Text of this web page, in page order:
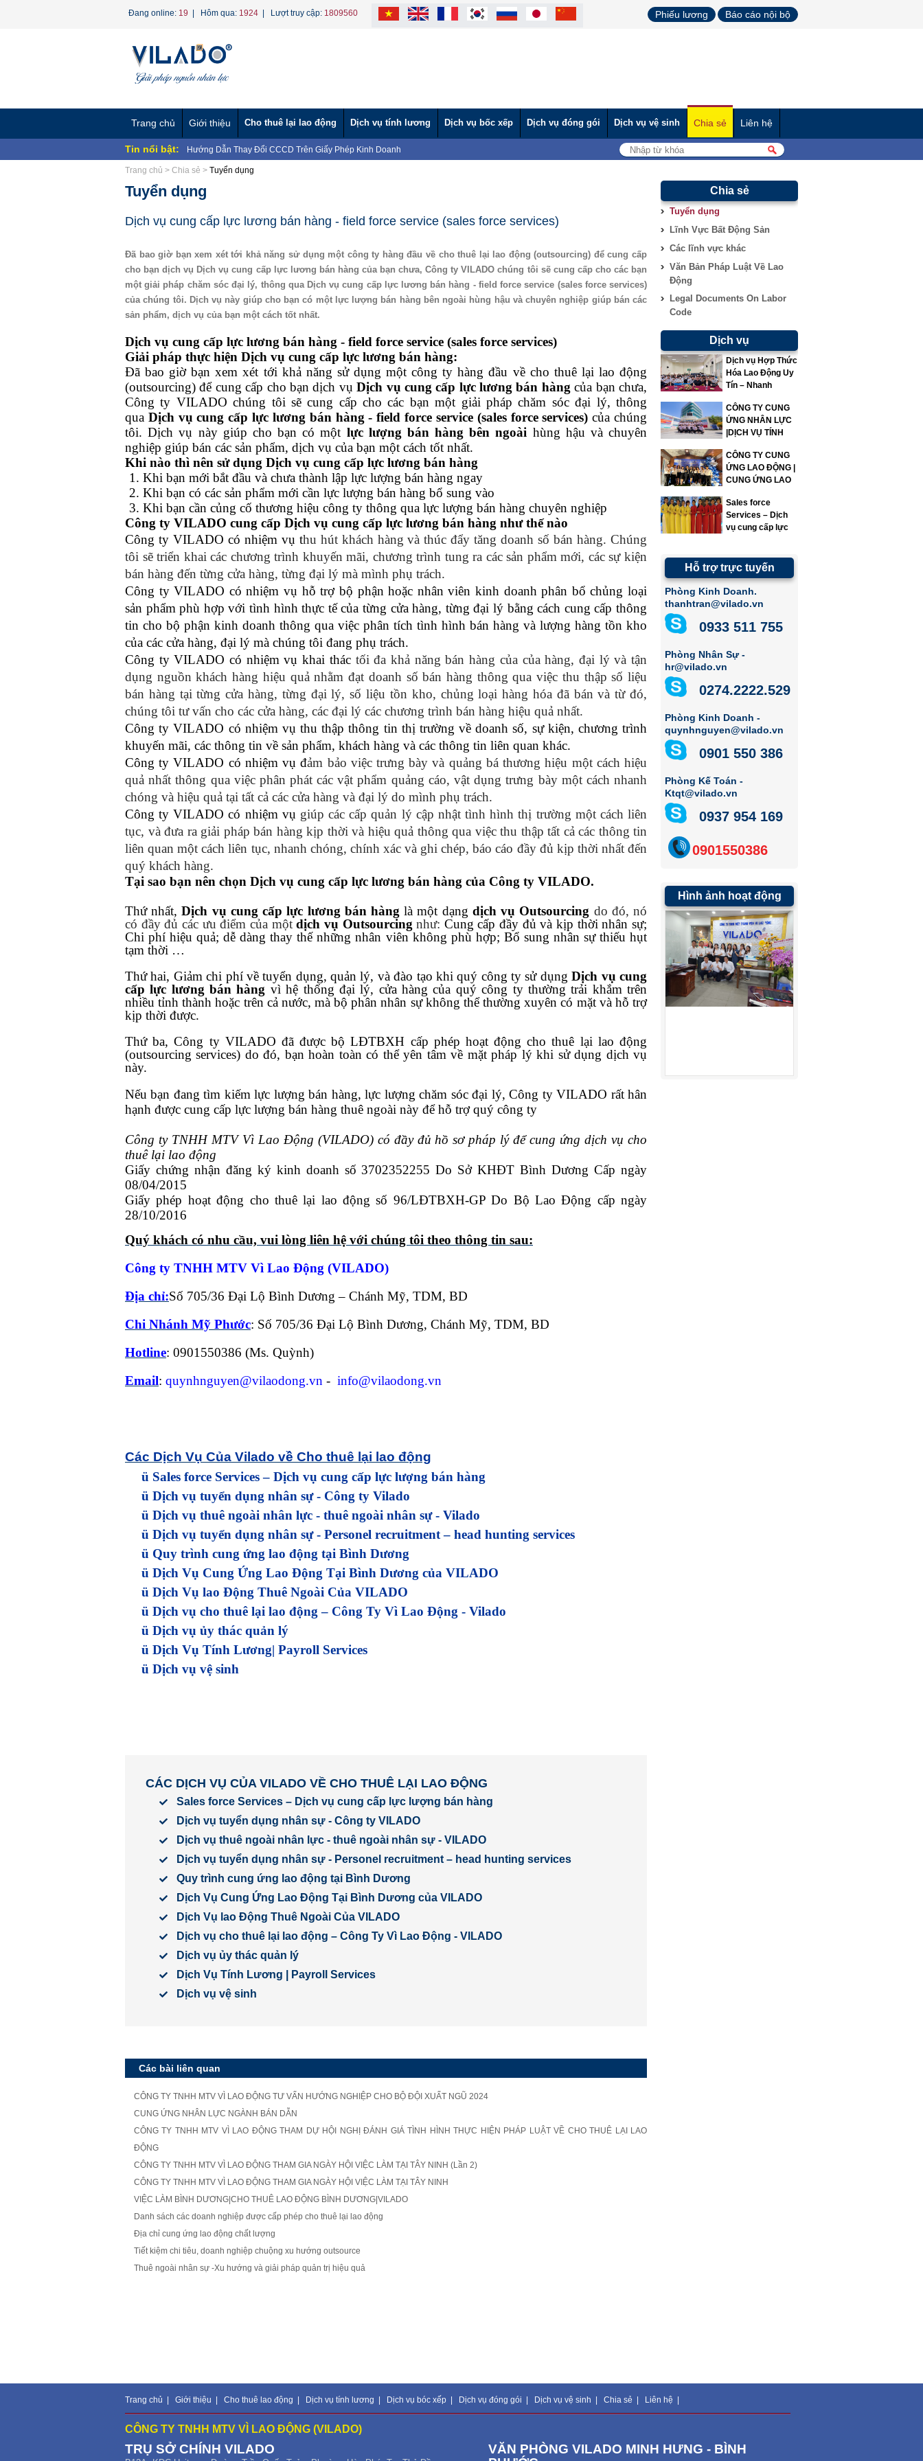
Đang online: 19 | Hôm qua: 1924 | Lượt truy cập: 1809560 Phiếu lương Báo cáo nội bộ
Trang chủ Giới thiệu Cho thuê lại lao động Dịch vụ tính lương Dịch vụ bốc xếp Dịch vụ đóng gói Dịch vụ vệ sinh Chia sẻ Liên hệ
Tin nổi bật:
Hướng Dẫn Thay Đổi CCCD Trên Giấy Phép Kinh Doanh
BAN CHẤP HÀNH CÔNG ĐOÀN VÀ CÔNG TY TNHH MTV VÌ LAO ĐỘNG TẶNG BÁNH TRUNG THU CHO
Chương trình "Giọt nước nghĩa tình" hỗ trợ nước ngọt cho người dân vùng hạn mặn.
CÔNG TY TNHH MTV VÌ LAO ĐỘNG TƯ VẤN HƯỚNG NGHIỆP CHO BỘ ĐỘI XUẤT NGŨ 2024
VỀ...
CÔNG TY TNHH MTV VÌ LAO ĐỘNG THAM GIA NGÀY HỘI VIỆC LÀM TẠI TÂY NINH (Lần 2)
Dịch vụ Hợp Thức Hóa Lao Động Uy Tín – Nhanh Chóng – Đúng Quy Định | Vì Lao Động
Phương án tinh gọn bộ máy Bộ Giáo dục và Đào tạo theo Báo cáo 219
Trang chủ > Chia sẻ > Tuyển dụng
Tuyển dụng
Dịch vụ cung cấp lực lương bán hàng - field force service (sales force services)
Đã bao giờ bạn xem xét tới khả năng sử dụng một công ty hàng đầu về cho thuê lại lao động (outsourcing) để cung cấp
cho bạn dịch vụ Dịch vụ cung cấp lực lương bán hàng của bạn chưa, Công ty VILADO chúng tôi sẽ cung cấp cho các bạn
một giải pháp chăm sóc đại lý, thông qua Dịch vụ cung cấp lực lương bán hàng - field force service (sales force services)
của chúng tôi. Dịch vụ này giúp cho bạn có một lực lượng bán hàng bên ngoài hùng hậu và chuyên nghiệp giúp bán các
sản phẩm, dịch vụ của bạn một cách tốt nhất.
Dịch vụ cung cấp lực lương bán hàng - field force service (sales force services)
Giải pháp thực hiện Dịch vụ cung cấp lực lương bán hàng:
Đã bao giờ bạn xem xét tới khả năng sử dụng một công ty hàng đầu về cho thuê lại lao động
(outsourcing) để cung cấp cho bạn dịch vụDịch vụ cung cấp lực lương bán hàngcủa bạn chưa,
Công ty VILADO chúng tôi sẽ cung cấp cho các bạn một giải pháp chăm sóc đại lý, thông
qua Dịch vụ cung cấp lực lương bán hàng - field force service (sales force services)của chúng
tôi. Dịch vụ này giúp cho bạn có một lực lượng bán hàng bên ngoài hùng hậu và chuyên
nghiệp giúp bán các sản phẩm, dịch vụ của bạn một cách tốt nhất.
Khi nào thì nên sử dụng Dịch vụ cung cấp lực lương bán hàng
1. Khi bạn mới bắt đầu và chưa thành lập lực lượng bán hàng ngay
2. Khi bạn có các sản phẩm mới cần lực lượng bán hàng bổ sung vào
3. Khi bạn cần củng cố thương hiệu công ty thông qua lực lượng bán hàng chuyên nghiệp
Công ty VILADO cung cấp Dịch vụ cung cấp lực lương bán hàng như thế nào
Công ty VILADO có nhiệm vụ thu hút khách hàng và thúc đẩy tăng doanh số bán hàng. Chúng
tôi sẽ triển khai các chương trình khuyến mãi, chương trình tung ra các sản phẩm mới, các sự kiện
bán hàng đến từng cửa hàng, từng đại lý mà mình phụ trách.
Công ty VILADO có nhiệm vụ hỗ trợ bộ phận hoặc nhân viên kinh doanh phân bổ chủng loại
sản phẩm phù hợp với tình hình thực tế của từng cửa hàng, từng đại lý bằng cách cung cấp thông
tin cho bộ phận kinh doanh thông qua việc phân tích tình hình bán hàng và lượng hàng tồn kho
của các cửa hàng, đại lý mà chúng tôi đang phụ trách.
Công ty VILADO có nhiệm vụ khai thác tối đa khả năng bán hàng của của hàng, đại lý và tận
dụng nguồn khách hàng hiệu quả nhằm đạt doanh số bán hàng thông qua việc thu thập số liệu
bán hàng tại từng cửa hàng, từng đại lý, số liệu tồn kho, chủng loại hàng hóa đã bán và từ đó,
chúng tôi tư vấn cho các cửa hàng, các đại lý các chương trình bán hàng hiệu quả nhất.
Công ty VILADO có nhiệm vụ thu thập thông tin thị trường về doanh số, sự kiện, chương trình
khuyến mãi, các thông tin về sản phẩm, khách hàng và các thông tin liên quan khác.
Công ty VILADO có nhiệm vụ đảm bảo việc trưng bày và quảng bá thương hiệu một cách hiệu
quả nhất thông qua việc phân phát các vật phẩm quảng cáo, vật dụng trưng bày một cách nhanh
chóng và hiệu quả tại tất cả các cửa hàng và đại lý do mình phụ trách.
Công ty VILADO có nhiệm vụ giúp các cấp quản lý cập nhật tình hình thị trường một cách liên
tục, và đưa ra giải pháp bán hàng kịp thời và hiệu quả thông qua việc thu thập tất cả các thông tin
liên quan một cách liên tục, nhanh chóng, chính xác và ghi chép, báo cáo đầy đủ kịp thời nhất đến
quý khách hàng.
Tại sao bạn nên chọn Dịch vụ cung cấp lực lương bán hàng của Công ty VILADO.
Thứ nhất,Dịch vụ cung cấp lực lương bán hànglà một dạng dịch vụ Outsourcing do đó, nó
có đầy đủ các ưu điểm của mộtdịch vụ Outsourcing như: Cung cấp đầy đủ và kịp thời nhân sự;
Chi phí hiệu quả; dễ dàng thay thế những nhân viên không phù hợp; Bổ sung nhân sự thiếu hụt
tạm thời …
Thứ hai, Giảm chi phí về tuyển dụng, quản lý, và đào tạo khi quý công ty sử dụngDịch vụ cung
cấp lực lương bán hàng vì hệ thống đại lý, cửa hàng của quý công ty thường trải khắm trên
nhiều tỉnh thành hoặc trên cả nước, mà bộ phân nhân sự không thể thường xuyên có mặt và hỗ trợ
kịp thời được.
Thứ ba, Công ty VILADO đã được bộ LĐTBXH cấp phép hoạt động cho thuê lại lao động
(outsourcing services) do đó, bạn hoàn toàn có thể yên tâm về mặt pháp lý khi sử dụng dịch vụ
này.
Nếu bạn đang tìm kiếm lực lượng bán hàng, lực lượng chăm sóc đại lý, Công ty VILADO rất hân
hạnh được cung cấp lực lượng bán hàng thuê ngoài này để hỗ trợ quý công ty
Công ty TNHH MTV Vì Lao Động (VILADO) có đầy đủ hồ sơ pháp lý để cung ứng dịch vụ cho
thuê lại lao động
Giấy chứng nhận đăng ký kinh doanh số 3702352255 Do Sở KHĐT Bình Dương Cấp ngày
08/04/2015
Giấy phép hoạt động cho thuê lại lao động số 96/LĐTBXH-GP Do Bộ Lao Động cấp ngày
28/10/2016
Quý khách có nhu cầu, vui lòng liên hệ với chúng tôi theo thông tin sau:
Công ty TNHH MTV Vì Lao Động (VILADO)
Địa chỉ:Số 705/36 Đại Lộ Bình Dương – Chánh Mỹ, TDM, BD
Chi Nhánh Mỹ Phước: Số 705/36 Đại Lộ Bình Dương, Chánh Mỹ, TDM, BD
Hotline: 0901550386 (Ms. Quỳnh)
Email: quynhnguyen@vilaodong.vn - info@vilaodong.vn
Các Dịch Vụ Của Vilado về Cho thuê lại lao động
ü Sales force Services – Dịch vụ cung cấp lực lượng bán hàng
ü Dịch vụ tuyển dụng nhân sự - Công ty Vilado
ü Dịch vụ thuê ngoài nhân lực - thuê ngoài nhân sự - Vilado
ü Dịch vụ tuyển dụng nhân sự - Personel recruitment – head hunting services
ü Quy trình cung ứng lao động tại Bình Dương
ü Dịch Vụ Cung Ứng Lao Động Tại Bình Dương của VILADO
ü Dịch Vụ lao Động Thuê Ngoài Của VILADO
ü Dịch vụ cho thuê lại lao động – Công Ty Vì Lao Động - Vilado
ü Dịch vụ ủy thác quản lý
ü Dịch Vụ Tính Lương| Payroll Services
ü Dịch vụ vệ sinh
CÁC DỊCH VỤ CỦA VILADO VỀ CHO THUÊ LẠI LAO ĐỘNG
Sales force Services – Dịch vụ cung cấp lực lượng bán hàng
Dịch vụ tuyển dụng nhân sự - Công ty VILADO
Dịch vụ thuê ngoài nhân lực - thuê ngoài nhân sự - VILADO
Dịch vụ tuyển dụng nhân sự - Personel recruitment – head hunting services
Quy trình cung ứng lao động tại Bình Dương
Dịch Vụ Cung Ứng Lao Động Tại Bình Dương của VILADO
Dịch Vụ lao Động Thuê Ngoài Của VILADO
Dịch vụ cho thuê lại lao động – Công Ty Vì Lao Động - VILADO
Dịch vụ ủy thác quản lý
Dịch Vụ Tính Lương | Payroll Services
Dịch vụ vệ sinh
Các bài liên quan
CÔNG TY TNHH MTV VÌ LAO ĐỘNG TƯ VẤN HƯỚNG NGHIỆP CHO BỘ ĐỘI XUẤT NGŨ 2024
CUNG ỨNG NHÂN LỰC NGÀNH BÁN DẪN
CÔNG TY TNHH MTV VÌ LAO ĐỘNG THAM DỰ HỘI NGHỊ ĐÁNH GIÁ TÌNH HÌNH THỰC HIỆN PHÁP LUẬT VỀ CHO THUÊ LẠI LAO
ĐỘNG
CÔNG TY TNHH MTV VÌ LAO ĐỘNG THAM GIA NGÀY HỘI VIỆC LÀM TẠI TÂY NINH (Lần 2)
CÔNG TY TNHH MTV VÌ LAO ĐỘNG THAM GIA NGÀY HỘI VIỆC LÀM TẠI TÂY NINH
VIỆC LÀM BÌNH DƯƠNG|CHO THUÊ LAO ĐỘNG BÌNH DƯƠNG|VILADO
Danh sách các doanh nghiệp được cấp phép cho thuê lại lao động
Địa chỉ cung ứng lao động chất lượng
Tiết kiệm chi tiêu, doanh nghiệp chuộng xu hướng outsource
Thuê ngoài nhân sự -Xu hướng và giải pháp quản trị hiệu quả
Chia sẻ
Tuyển dụng
Lĩnh Vực Bất Động Sản
Các lĩnh vực khác
Văn Bản Pháp Luật Về Lao
Động
Legal Documents On Labor
Code
Dịch vụ
Dịch vụ Hợp Thức
Hóa Lao Động Uy
Tín – Nhanh
Quy Định | Vì Lao
Động
CÔNG TY CUNG
ỨNG NHÂN LỰC
|DỊCH VỤ TÍNH
CÔNG TY CUNG
ỨNG LAO ĐỘNG |
CUNG ỨNG LAO
Sales force
Services – Dịch
vụ cung cấp lực
Hỗ trợ trực tuyến
Phòng Kinh Doanh.
thanhtran@vilado.vn
0933 511 755
Phòng Nhân Sự -
hr@vilado.vn
0274.2222.529
Phòng Kinh Doanh -
quynhnguyen@vilado.vn
0901 550 386
Phòng Kế Toán -
Ktqt@vilado.vn
0937 954 169
0901550386
Hình ảnh hoạt động
Trang chủ Giới thiệu Cho thuê lao động Dịch vụ tính lương Dịch vụ bóc xếp Dịch vụ đóng gói Dịch vụ vệ sinh Chia sẻ Liên hệ
CÔNG TY TNHH MTV VÌ LAO ĐỘNG (VILADO)
TRỤ SỞ CHÍNH VILADO
VĂN PHÒNG VILADO MINH HƯNG - BÌNH